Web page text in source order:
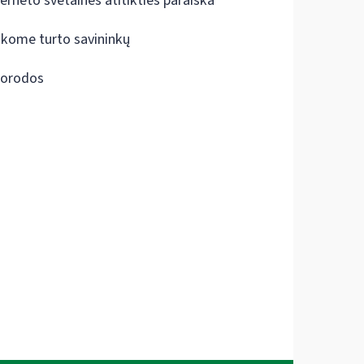
turto savininkų